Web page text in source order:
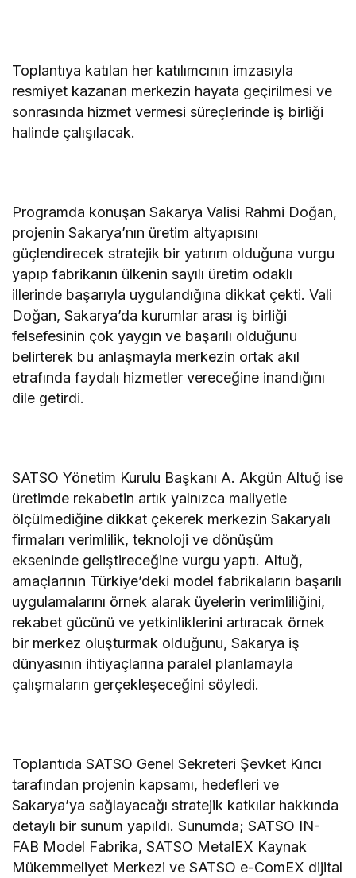
Toplantıya katılan her katılımcının imzasıyla
resmiyet kazanan merkezin hayata geçirilmesi ve
sonrasında hizmet vermesi süreçlerinde iş birliği
halinde çalışılacak.
Programda konuşan Sakarya Valisi Rahmi Doğan,
projenin Sakarya’nın üretim altyapısını
güçlendirecek stratejik bir yatırım olduğuna vurgu
yapıp fabrikanın ülkenin sayılı üretim odaklı
illerinde başarıyla uygulandığına dikkat çekti. Vali
Doğan, Sakarya’da kurumlar arası iş birliği
felsefesinin çok yaygın ve başarılı olduğunu
belirterek bu anlaşmayla merkezin ortak akıl
etrafında faydalı hizmetler vereceğine inandığını
dile getirdi.
SATSO Yönetim Kurulu Başkanı A. Akgün Altuğ ise
üretimde rekabetin artık yalnızca maliyetle
ölçülmediğine dikkat çekerek merkezin Sakaryalı
firmaları verimlilik, teknoloji ve dönüşüm
ekseninde geliştireceğine vurgu yaptı. Altuğ,
amaçlarının Türkiye’deki model fabrikaların başarılı
uygulamalarını örnek alarak üyelerin verimliliğini,
rekabet gücünü ve yetkinliklerini artıracak örnek
bir merkez oluşturmak olduğunu, Sakarya iş
dünyasının ihtiyaçlarına paralel planlamayla
çalışmaların gerçekleşeceğini söyledi.
Toplantıda SATSO Genel Sekreteri Şevket Kırıcı
tarafından projenin kapsamı, hedefleri ve
Sakarya’ya sağlayacağı stratejik katkılar hakkında
detaylı bir sunum yapıldı. Sunumda; SATSO IN-
FAB Model Fabrika, SATSO MetalEX Kaynak
Mükemmeliyet Merkezi ve SATSO e-ComEX dijital